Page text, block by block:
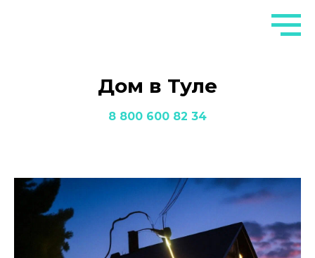
Дом в Туле
8 800 600 82 34